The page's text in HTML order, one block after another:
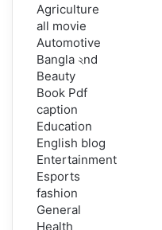
Agriculture
all movie
Automotive
Bangla ২nd
Beauty
Book Pdf
caption
Education
English blog
Entertainment
Esports
fashion
General
Health